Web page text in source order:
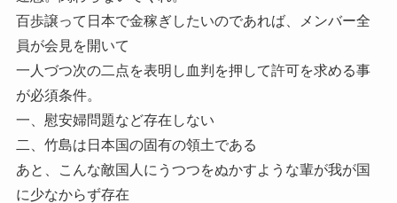
百歩譲って日本で金稼ぎしたいのであれば、メンバー全
員が会見を開いて
一人づつ次の二点を表明し血判を押して許可を求める事
が必須条件。
一、慰安婦問題など存在しない
二、竹島は日本国の固有の領土である
あと、こんな敵国人にうつつをぬかすような輩が我が国
に少なからず存在